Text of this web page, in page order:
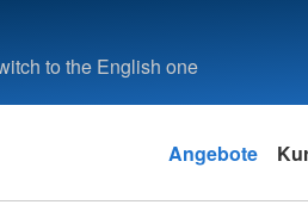
to the English one
Angebote